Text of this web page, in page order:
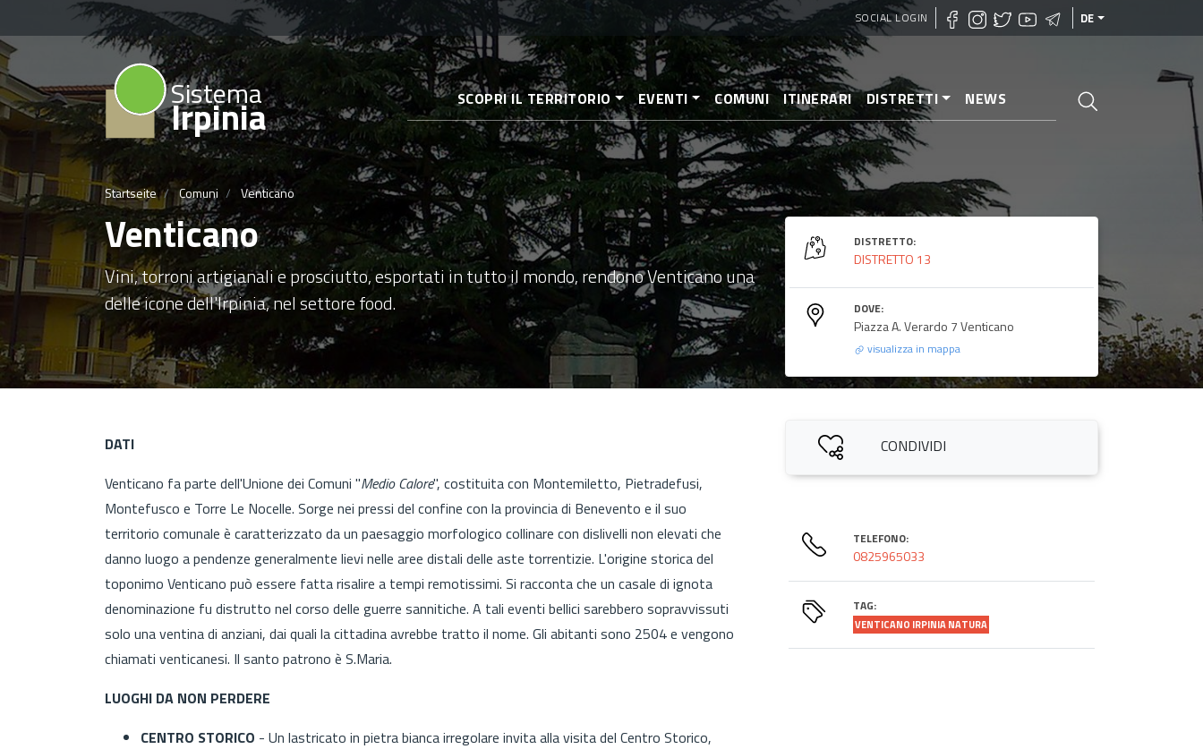
Direkt
Inhalt
SOCIAL LOGIN DE
Sistema
Irpinia SCOPRI IL TERRITORIO EVENTI COMUNI ITINERARI DISTRETTI NEWS
Startseite Comuni Venticano
Venticano
Vini, torroni artigianali e prosciutto, esportati in tutto il mondo, rendono Venticano una
delle icone dell'Irpinia, nel settore food.
DATI
Venticano fa parte dell'Unione dei Comuni "Medio Calore", costituita con Montemiletto, Pietradefusi,
Montefusco e Torre Le Nocelle. Sorge nei pressi del confine con la provincia di Benevento e il suo
territorio comunale è caratterizzato da un paesaggio morfologico collinare con dislivelli non elevati che
danno luogo a pendenze generalmente lievi nelle aree distali delle aste torrentizie. L'origine storica del
toponimo Venticano può essere fatta risalire a tempi remotissimi. Si racconta che un casale di ignota
denominazione fu distrutto nel corso delle guerre sannitiche. A tali eventi bellici sarebbero sopravvissuti
solo una ventina di anziani, dai quali la cittadina avrebbe tratto il nome. Gli abitanti sono 2504 e vengono
chiamati venticanesi. Il santo patrono è S.Maria.
LUOGHI DA NON PERDERE
CENTRO STORICO - Un lastricato in pietra bianca irregolare invita alla visita del Centro Storico,
DISTRETTO:
DISTRETTO 13
DOVE:
Piazza A. Verardo 7 Venticano
visualizza in mappa
CONDIVIDI
TELEFONO:
0825965033
TAG:
VENTICANO IRPINIA NATURA